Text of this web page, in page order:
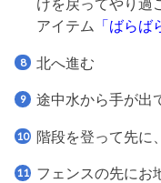
けを戻ってやり過
アイテム 「ばらば
北へ進む
途中水から手が出
階段を登って先に
フェンスの先にお